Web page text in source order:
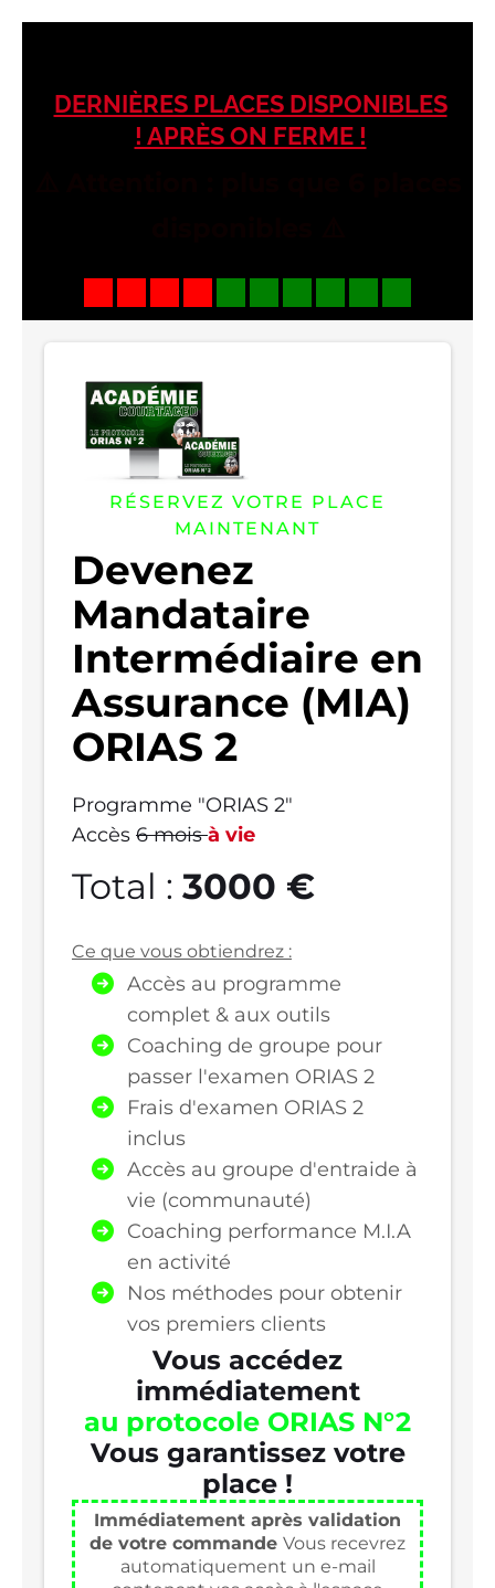
DERNIÈRES PLACES DISPONIBLES
! APRÈS ON FERME !
RÉSERVEZ VOTRE PLACE
MAINTENANT
Devenez
Mandataire
Intermédiaire en
Assurance (MIA)
ORIAS 2
Programme "ORIAS 2"
Accès 6 moisà vie
Total : 3000 €
Ce que vous obtiendrez :
Accès au programme
complet & aux outils
Coaching de groupe pour
passer l'examen ORIAS 2
Frais d'examen ORIAS 2
inclus
Accès au groupe d'entraide à
vie (communauté)
Coaching performance M.I.A
en activité
Nos méthodes pour obtenir
vos premiers clients
Vous accédez
immédiatement
au protocole ORIAS N°2
Vous garantissez votre
place !
Immédiatement après validation
de votre commande Vous recevrez
automatiquement un e-mail